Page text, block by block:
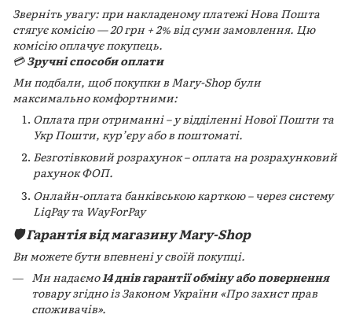
Зверніть увагу: при накладеному платежі Нова Пошта
стягує комісію — 20 грн + 2% від суми замовлення. Цю
комісію оплачує покупець.
💳Зручні способи оплати
Ми подбали, щоб покупки в Mary-Shop були
максимально комфортними:
Оплата при отриманні – у відділенні Нової Пошти та
Укр Пошти, кур’єру або в поштоматі.
Безготівковий розрахунок – оплата на розрахунковий
рахунок ФОП.
Онлайн-оплата банківською карткою – через систему
LiqPay та WayForPay
🛡️ Гарантія від магазину Mary-Shop
Ви можете бути впевнені у своїй покупці.
Ми надаємо14 днів гарантії обміну або повернення
товару згідно із Законом України «Про захист прав
споживачів».